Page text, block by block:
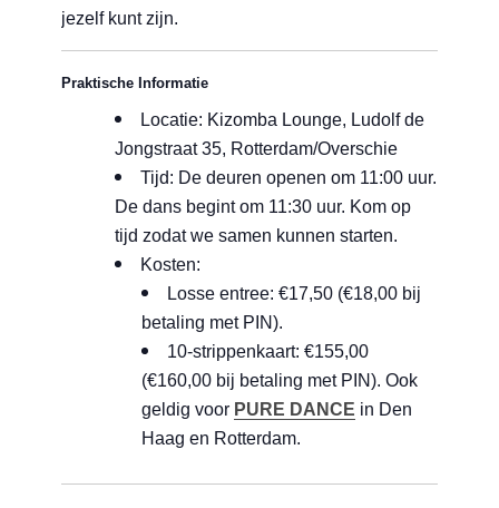
jezelf kunt zijn.
Praktische Informatie
Locatie: Kizomba Lounge, Ludolf de
Jongstraat 35, Rotterdam/Overschie
Tijd: De deuren openen om 11:00 uur.
De dans begint om 11:30 uur. Kom op
tijd zodat we samen kunnen starten.
Kosten:
Losse entree: €17,50 (€18,00 bij
betaling met PIN).
10-strippenkaart: €155,00
(€160,00 bij betaling met PIN). Ook
geldig voor PURE DANCE in Den
Haag en Rotterdam.